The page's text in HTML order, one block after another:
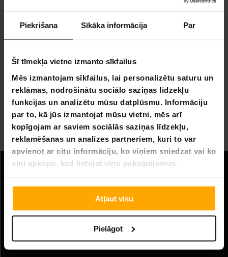
Piekrišana Sīkāka informācija Par
Šī tīmekļa vietne izmanto sīkfailus
Mēs izmantojam sīkfailus, lai personalizētu saturu un
reklāmas, nodrošinātu sociālo saziņas līdzekļu
funkcijas un analizētu mūsu datplūsmu. Informāciju
par to, kā jūs izmantojat mūsu vietni, mēs arī
kopīgojam ar saviem sociālās saziņas līdzekļu,
reklamēšanas un analīzes partneriem, kuri to var
apvienot ar citu informāciju, ko viņiem sniedzat vai ko
viņi apkopo, kad lietojat viņu pakalpojumus.
Atļaut visu
Pielāgot
299,00 €
589,00 €
Lapa 1 no 1
Packraft
Par mums
Klientu apkalpošana